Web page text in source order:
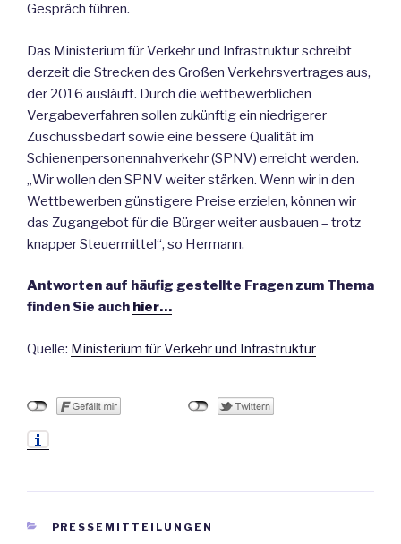
Gespräch führen.
Das Ministerium für Verkehr und Infrastruktur schreibt
derzeit die Strecken des Großen Verkehrsvertrages aus,
der 2016 ausläuft. Durch die wettbewerblichen
Vergabeverfahren sollen zukünftig ein niedrigerer
Zuschussbedarf sowie eine bessere Qualität im
Schienenpersonennahverkehr (SPNV) erreicht werden.
„Wir wollen den SPNV weiter stärken. Wenn wir in den
Wettbewerben günstigere Preise erzielen, können wir
das Zugangebot für die Bürger weiter ausbauen – trotz
knapper Steuermittel“, so Hermann.
Antworten auf häufig gestellte Fragen zum Thema
finden Sie auch hier…
Quelle: Ministerium für Verkehr und Infrastruktur
KATEGORIEN
PRESSEMITTEILUNGEN